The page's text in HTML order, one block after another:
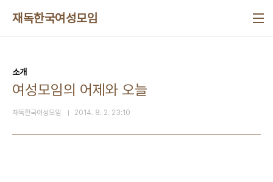
재독한국여성모임
소개
여성모임의 어제와 오늘
재독한국여성모임 2014. 8. 2. 23:10